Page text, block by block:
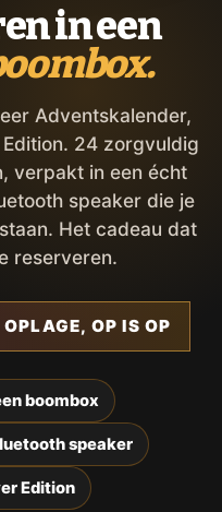
in een
Adventskalender,
24 zorgvuldig
verpakt in een écht
speaker die je
Het cadeau dat
reserveren.
OP IS OP
boombox
speaker
Edition